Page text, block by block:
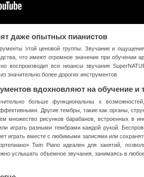
даже опытных пианистов
этой ценовой группы. Звучание и
что имеют огромное значение при обучении
воспроизводит все нюансы звучания
значительно более дорогих инструментов
вдохновляют на обучение и
больше функциональны х
Другие тембры, такие как органы,
множество рисунков барабанов, встроенных в
играть разными тембрами каждой рукой.
играть вместе с любимыми записями или
Twin Piano идеален для занятий,
услышать объемное звучания, занимаясь в